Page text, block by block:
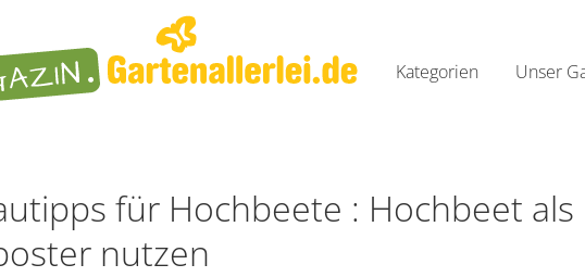
springen
Kategorien
Videos
Unser
für Hochbeete : Hochbeet als
nutzen